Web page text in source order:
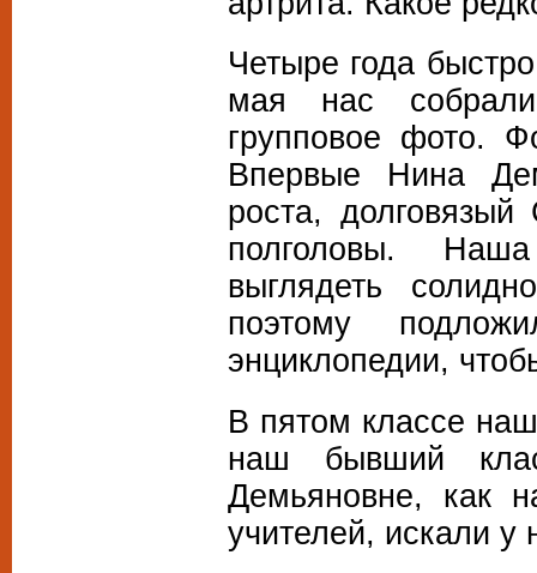
Четыре года
мая нас
групповое фото.
Впервые Нина
роста,
полголовы.
выглядеть
поэтому
энциклопедии,
В пятом классе
наш бывший
Демьяновне, как
учителей, искали